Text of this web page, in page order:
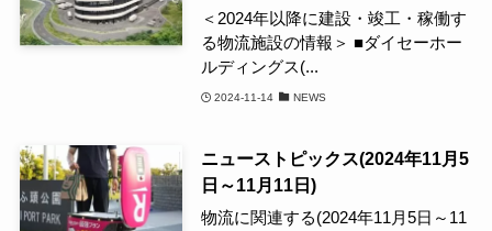
＜2024年以降に建設・竣工・稼働す
る物流施設の情報＞ ■ダイセーホー
ルディングス(...
2024-11-14 NEWS
ニューストピックス(2024年11月5
日～11月11日)
物流に関連する(2024年11月5日～11